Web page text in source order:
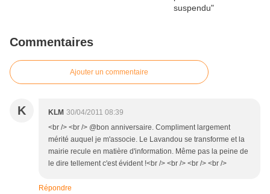
Commentaires
Ajouter un commentaire
K KLM 30/04/2011 08:39
<br /> <br /> @bon anniversaire. Compliment largement
mérité auquel je m'associe. Le Lavandou se transforme et la
mairie recule en matière d'information. Même pas la peine de
le dire tellement c'est évident !<br /> <br /> <br /> <br />
Répondre